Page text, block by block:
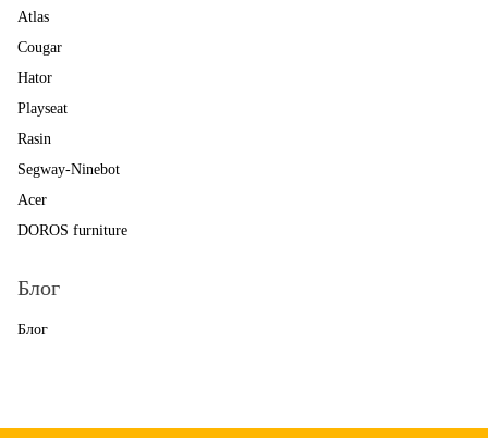
Atlas
Cougar
Hator
Playseat
Rasin
Segway-Ninebot
Acer
DOROS furniture
Блог
Блог